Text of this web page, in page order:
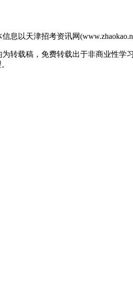
优先攻克数学和英语。在职考生
生可享受20分加分，大部分考生
足时，可适当降分投档，降分幅度最
极心态应对考试。
单介绍，想了解更多内容，可以持
息以天津招考资讯网
转载稿，免费转载出于非商业性